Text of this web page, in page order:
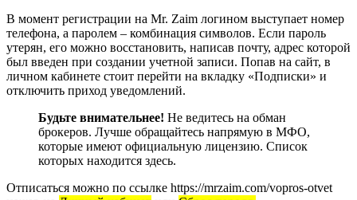
В момент регистрации на Mr. Zaim логином выступает номер
телефона, а паролем – комбинация символов. Если пароль
утерян, его можно восстановить, написав почту, адрес которой
был введен при создании учетной записи. Попав на сайт, в
личном кабинете стоит перейти на вкладку «Подписки» и
отключить приход уведомлений.
Будьте внимательнее! Не ведитесь на обман
брокеров. Лучше обращайтесь напрямую в МФО,
которые имеют официальную лицензию. Список
которых находится здесь.
Отписаться можно по ссылке https://mrzaim.com/vopros-otvet